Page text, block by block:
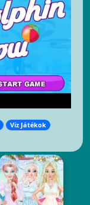
Víz Játékok